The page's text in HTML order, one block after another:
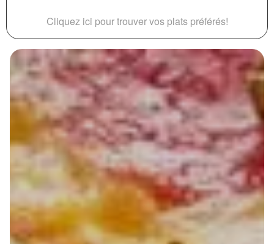
Cliquez ici pour trouver vos plats préférés!